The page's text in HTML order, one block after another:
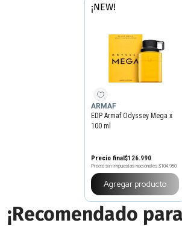
¡NEW!
ARMAF
EDP Armaf Odyssey Mega x
100 ml
Precio final$126.990
Precio sin impuestos nacionales $104.950
Agregar producto
¡Recomendado